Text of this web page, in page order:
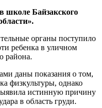
школе Байзакского
органы поступило
ребенка в уличном
района.
даны показания о том,
физкультуры, однако
истинную причину
в область груди.